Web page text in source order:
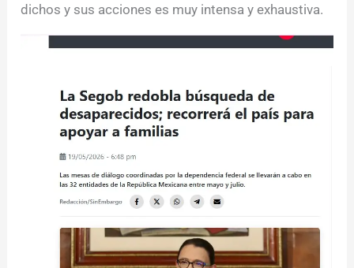
dichos y sus acciones es muy intensa y exhaustiva.